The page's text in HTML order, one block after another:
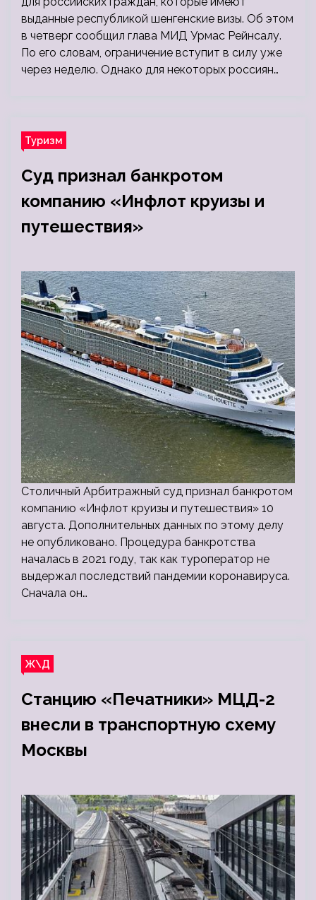
выданные республикой шенгенские визы. Об этом
в четверг сообщил глава МИД Урмас Рейнсалу.
По его словам, ограничение вступит в силу уже
через неделю. Однако для некоторых россиян…
Туризм
Суд признал банкротом
компанию «Инфлот круизы и
путешествия»
Столичный Арбитражный суд признал банкротом
компанию «Инфлот круизы и путешествия» 10
августа. Дополнительных данных по этому делу
не опубликовано. Процедура банкротства
началась в 2021 году, так как туроператор не
выдержал последствий пандемии коронавируса.
Сначала он…
Ж\Д
Станцию «Печатники» МЦД-2
внесли в транспортную схему
Москвы